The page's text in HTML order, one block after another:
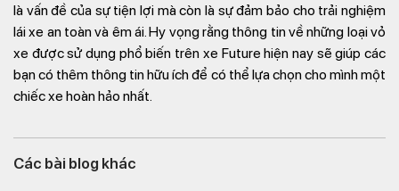
là vấn đề của sự tiện lợi mà còn là sự đảm bảo cho trải nghiệm
lái xe an toàn và êm ái. Hy vọng rằng thông tin về những loại vỏ
xe được sử dụng phổ biến trên xe Future hiện nay sẽ giúp các
bạn có thêm thông tin hữu ích để có thể lựa chọn cho mình một
chiếc xe hoàn hảo nhất.
Các bài blog khác